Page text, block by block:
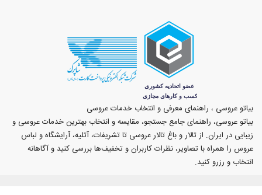
بیاتو عروسی ، راهنمای معرفی و انتخاب خدمات عروسی
بیاتو عروسی، راهنمای جامع جستجو، مقایسه و انتخاب بهترین خدمات عروسی و
زیبایی در ایران. از تالار و باغ تالار عروسی تا تشریفات، آتلیه، آرایشگاه و لباس
عروس را همراه با تصاویر، نظرات کاربران و تخفیف‌ها بررسی کنید و آگاهانه
انتخاب و رزرو کنید.